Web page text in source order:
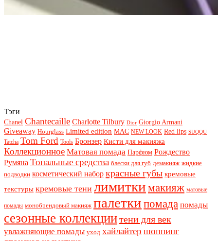
Тэги
Chanel Chantecaille Charlotte Tilbury Dior Giorgio Armani
Giveaway Hourglass Limited edition MAC NEW LOOK Red lips SUQQU
Tatcha Tom Ford Tools Бронзер Кисти для макияжа
Коллекционное Матовая помада Парфюм Рождество
Румяна Тональные средства блески для губ демакияж жидкие
подводки косметический набор красные губы кремовые
текстуры кремовые тени лимиткимакияж матовые
помады монобрендовый макияж палеткипомада помады
сезонные коллекциитени для век
увлажняющие помады уход хайлайтер шоппинг